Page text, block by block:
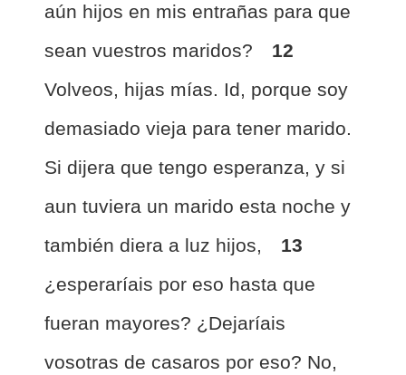
aún hijos en mis entrañas para que
sean vuestros maridos?
12
Volveos, hijas mías. Id, porque soy
demasiado vieja para tener marido.
Si dijera que tengo esperanza, y si
aun tuviera un marido esta noche y
también diera a luz hijos,
13
¿esperaríais por eso hasta que
fueran mayores? ¿Dejaríais
vosotras de casaros por eso? No,